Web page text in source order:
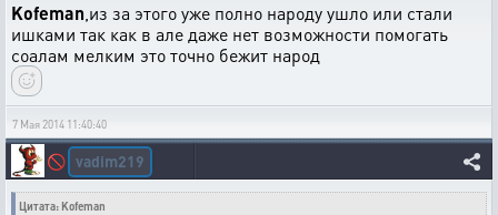
Kofeman ,из за этого уже полно народу ушло или стали
ишками так как в але даже нет возможности помогать
соалам мелким это точно бежит народ
7 Мая 2014 11:40:40
🚫 vadim219
Цитата: Kofeman